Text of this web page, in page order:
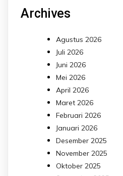
Archives
Agustus 2026
Juli 2026
Juni 2026
Mei 2026
April 2026
Maret 2026
Februari 2026
Januari 2026
Desember 2025
November 2025
Oktober 2025